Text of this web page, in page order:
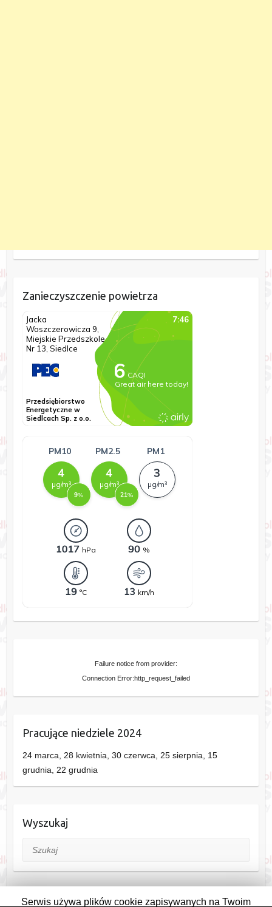
Zanieczyszczenie powietrza
Failure notice from provider:
Connection Error:http_request_failed
Pracujące niedziele 2024
24 marca, 28 kwietnia, 30 czerwca, 25 sierpnia, 15
grudnia, 22 grudnia
Wyszukaj
Szukaj
Serwis używa plików cookie zapisywanych na Twoim